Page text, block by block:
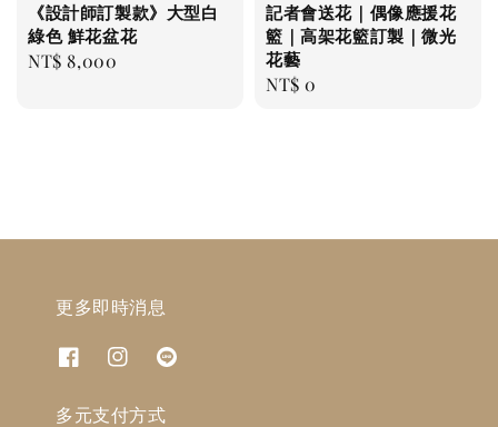
《設計師訂製款》大型白
綠色 鮮花盆花
Regular
NT$ 8,000
記者會送花｜偶像應援花
籃｜高架花籃訂製｜微光
花藝
Regular
NT$ 0
更多即時消息
多元支付方式